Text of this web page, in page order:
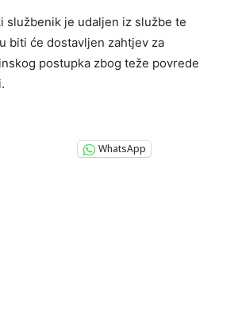
službenik je udaljen iz službe te
biti će dostavljen zahtjev za
postupka zbog teže povrede
WhatsApp